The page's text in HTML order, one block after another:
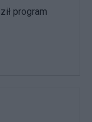
program